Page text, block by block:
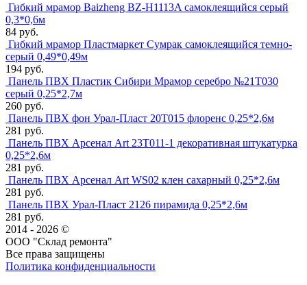
Гибкий мрамор Baizheng BZ-H1113A самоклеящийся серый
0,3*0,6м
84 руб.
Гибкий мрамор Пластмаркет Сумрак самоклеящийся темно-
серый 0,49*0,49м
194 руб.
Панель ПВХ Пластик Сибири Мрамор серебро №21Т030
серый 0,25*2,7м
260 руб.
Панель ПВХ фон Урал-Пласт 20Т015 флоренс 0,25*2,6м
281 руб.
Панель ПВХ Арсенал Art 23Т011-1 декоративная штукатурка
0,25*2,6м
281 руб.
Панель ПВХ Арсенал Art WS02 клен сахарный 0,25*2,6м
281 руб.
Панель ПВХ Урал-Пласт 2126 пирамида 0,25*2,6м
281 руб.
2014 - 2026 ©
ООО "Склад ремонта"
Все права защищены
Политика конфиденциальности